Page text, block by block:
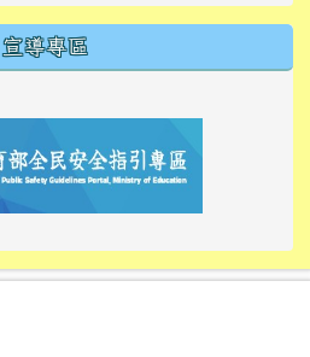
宣導專區
link to https://
link to https://10000.gov.tw/
link to https://
link to https://10000.gov.tw/
link to https://
link to https://
link to https://i.win.org.tw/
link to https://
link to https://
link to https://
link to https://